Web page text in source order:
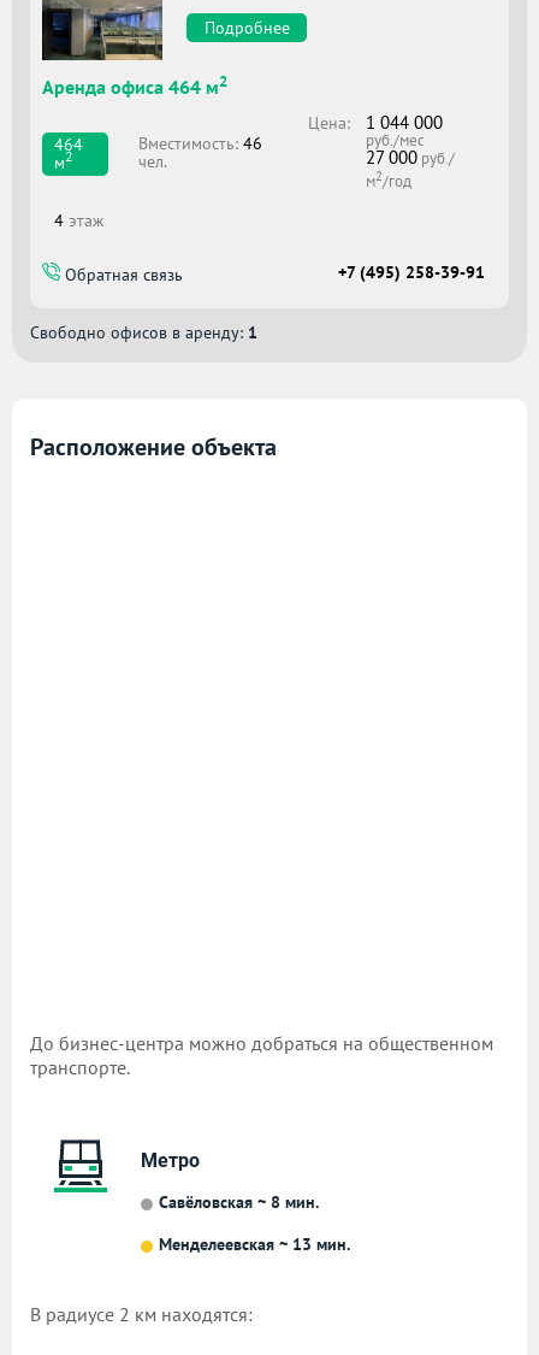
Подробнее
Аренда офиса 464 м2
464
м2
Вместимоcть:46
чел.
Цена: 1 044 000
руб./мес
27 000руб./
м2/год
4 этаж
Обратная связь +7 (495) 258-39-91
Свободно офисов в аренду: 1
Расположение объекта
До бизнес-центра можно добраться на общественном
транспорте.
Метро
Савёловская ~ 8 мин.
Менделеевская ~ 13 мин.
В радиусе 2 км находятся: